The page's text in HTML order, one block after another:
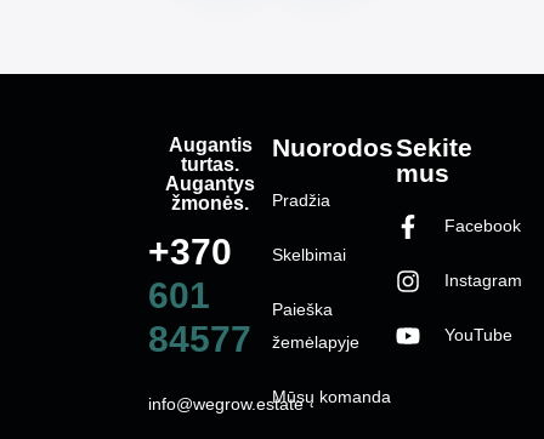
Nuorodos
Pradžia
Skelbimai
Paieška
žemėlapyje
Mūsų komanda
Sekite
mus
Facebook
Instagram
YouTube
Augantis
turtas.
Augantys
žmonės.
+370
601
84577
info@wegrow.estate